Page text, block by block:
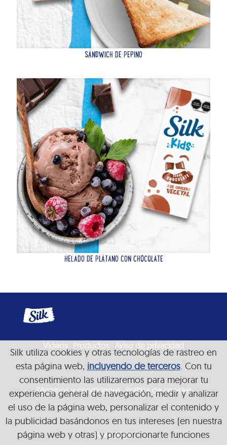
SÁNDWICH DE PEPINO
HELADO DE PLÁTANO CON CHOCOLATE
Videos Productos Aviso de privacidad
Términos y condiciones Política de cookies
Aviso legal
Silk utiliza cookies y otras tecnologías de rastreo en
esta página web, incluyendo de terceros. Con tu
consentimiento las utilizaremos para mejorar tu
experiencia general de navegación, medir y analizar
el uso de la página web, personalizar el contenido y
la publicidad basándonos en tus intereses (en nuestra
página web y otras) y proporcionarte funciones